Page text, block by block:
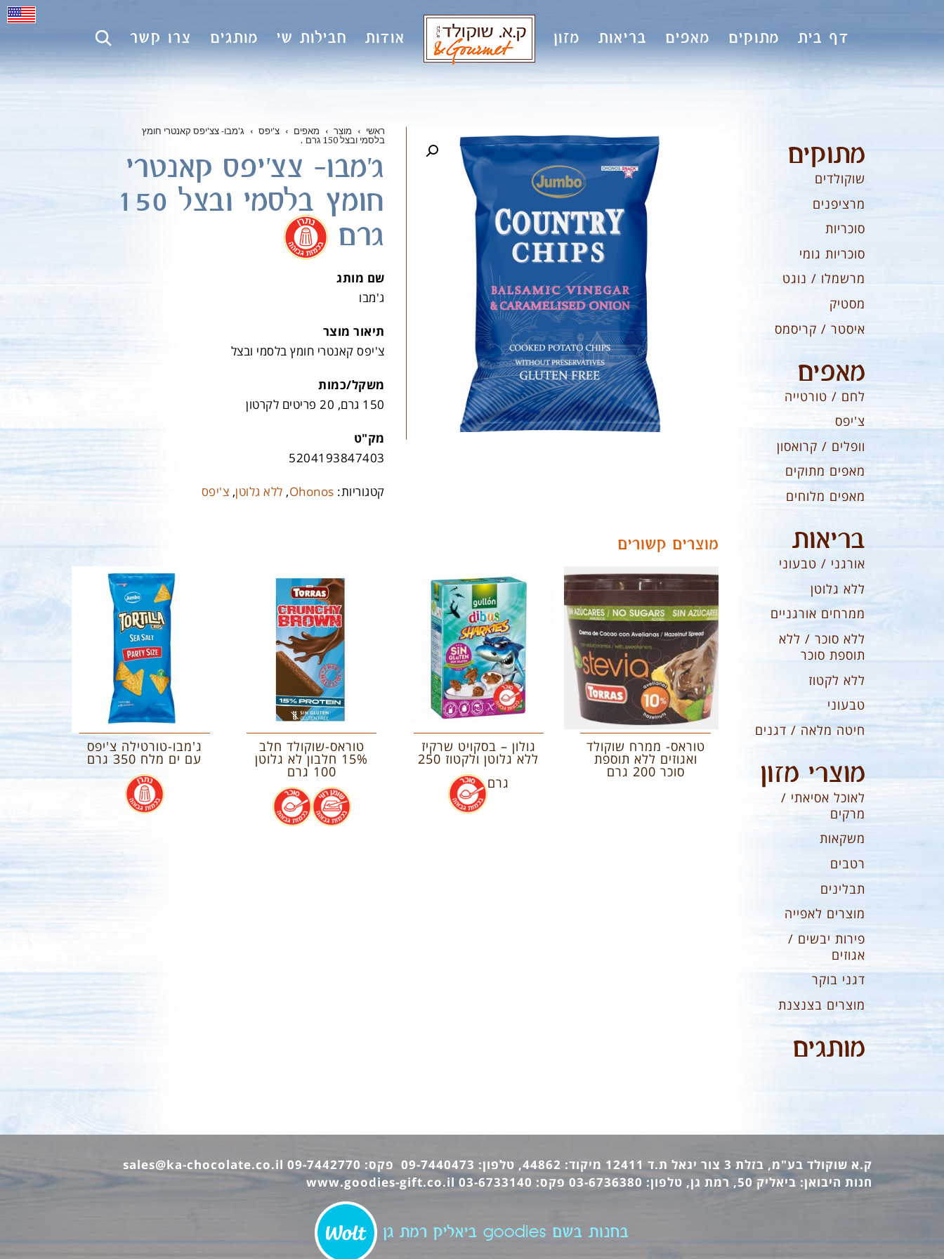
דף בית מתוקים מאפים בריאות מזון אודות חבילות שי מותגים צרו קשר
ראשי › מוצר › מאפים › צ'יפס ›
ג'מבו- צצ'יפס קאנטרי חומץ
בלסמי ובצל 150 גרם
.
ג'מבו- צצ'יפס קאנטרי
חומץ בלסמי ובצל 150
גרם .
שם מותג
ג'מבו
תיאור מוצר
צ'יפס קאנטרי חומץ בלסמי ובצל
משקל/כמות
150 גרם, 20 פריטים לקרטון
מק"ט
5204193847403
קטגוריות: Ohonos
, ללא גלוטן, צ'יפס
מוצרים קשורים
טוראס- ממרח שוקולד
ואגוזים ללא תוספת
סוכר 200 גרם
גולון – בסקויט שרקיז
ללא גלוטן ולקטוז 250
גרם
.
טוראס-שוקולד חלב
15% חלבון לא גלוטן
100 גרם
.
.
ג'מבו-טורטילה צ'יפס
עם ים מלח 350 גרם
.
מתוקים
שוקולדים
מרציפנים
סוכריות
סוכריות גומי
מרשמלו / נוגט
מסטיק
איסטר / קריסמס
מאפים
לחם / טורטייה
צ'יפס
וופלים / קרואסון
מאפים מתוקים
מאפים מלוחים
בריאות
אורגני / טבעוני
ללא גלוטן
ממרחים אורגניים
ללא סוכר / ללא
תוספת סוכר
ללא לקטוז
טבעוני
חיטה מלאה / דגנים
מוצרי מזון
לאוכל אסיאתי /
מרקים
משקאות
רטבים
תבלינים
מוצרים לאפייה
פירות יבשים /
אגוזים
דגני בוקר
מוצרים בצנצנת
מותגים
ק.א שוקולד בע"מ, בזלת 3 צור יגאל ת.ד 12411 מיקוד: 44862, טלפון: 09-7440473 פקס: 09-7442770
sales@ka-chocolate.co.il
חנות היבואן: ביאליק 50, רמת גן, טלפון: 03-6736380 פקס: 03-6733140
www.goodies-gift.co.il
בחנות בשם goodies ביאליק רמת גן